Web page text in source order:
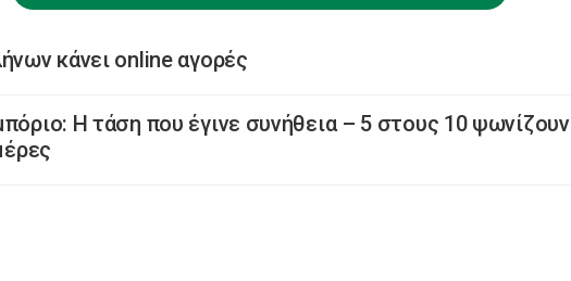
κάνει online αγορές
Η τάση που έγινε συνήθεια – 5 στους 10 ψωνίζουν